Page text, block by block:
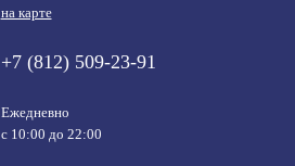
на карте
+7 (812) 509-23-91
Ежедневно
с 10:00 до 22:00